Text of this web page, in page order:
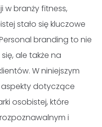
w branży fitness,
stało się kluczowe
branding to nie
ale także na
W niniejszym
dotyczące
osobistej, które
i